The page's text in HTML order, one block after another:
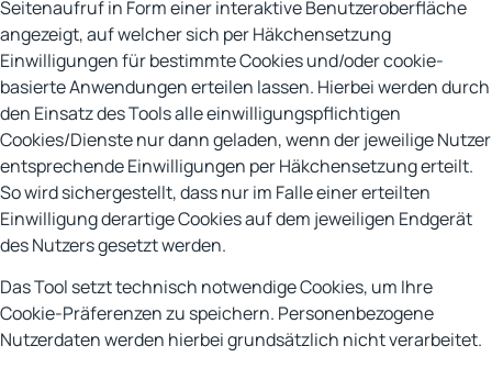
Seitenaufruf in Form einer interaktive Benutzeroberfläche
angezeigt, auf welcher sich per Häkchensetzung
Einwilligungen für bestimmte Cookies und/oder cookie-
basierte Anwendungen erteilen lassen. Hierbei werden durch
den Einsatz des Tools alle einwilligungspflichtigen
Cookies/Dienste nur dann geladen, wenn der jeweilige Nutzer
entsprechende Einwilligungen per Häkchensetzung erteilt.
So wird sichergestellt, dass nur im Falle einer erteilten
Einwilligung derartige Cookies auf dem jeweiligen Endgerät
des Nutzers gesetzt werden.
Das Tool setzt technisch notwendige Cookies, um Ihre
Cookie-Präferenzen zu speichern. Personenbezogene
Nutzerdaten werden hierbei grundsätzlich nicht verarbeitet.